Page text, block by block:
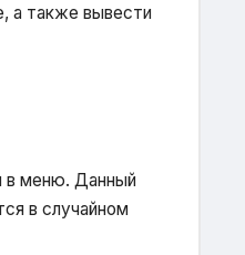
а также вывести
в меню. Данный
в случайном